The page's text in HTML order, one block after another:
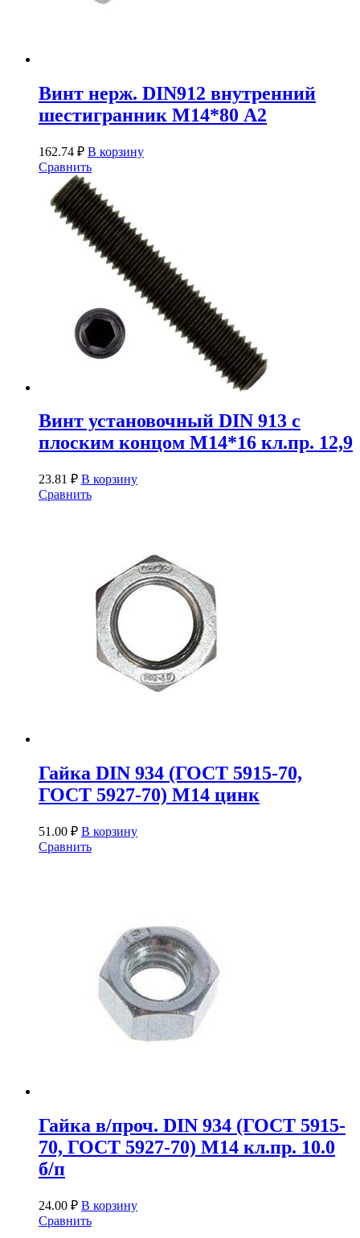
Винт нерж. DIN912 внутренний
шестигранник М14*80 А2
162.74 ₽ В корзину
Сравнить
Винт установочный DIN 913 с
плоским концом М14*16 кл.пр. 12,9
23.81 ₽ В корзину
Сравнить
Гайка DIN 934 (ГОСТ 5915-70,
ГОСТ 5927-70) М14 цинк
51.00 ₽ В корзину
Сравнить
Гайка в/проч. DIN 934 (ГОСТ 5915-
70, ГОСТ 5927-70) М14 кл.пр. 10.0
б/п
24.00 ₽ В корзину
Сравнить